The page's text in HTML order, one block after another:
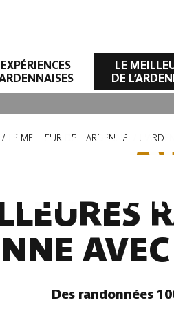
EXPÉRIENCES
LE
DE
EN
LE MEILLEUR DE L'ARDENNE
Des randonnées